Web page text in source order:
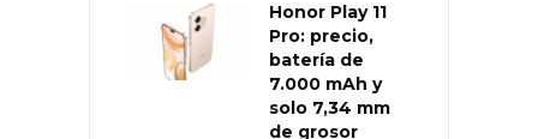
Honor Play 11
Pro: precio,
batería de
7.000 mAh y
solo 7,34 mm
de grosor